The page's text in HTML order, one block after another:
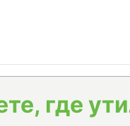
где